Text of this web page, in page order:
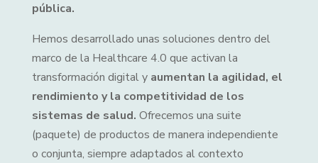
pública.
Hemos desarrollado unas soluciones dentro del
marco de la Healthcare 4.0 que activan la
transformación digital y aumentan la agilidad, el
rendimiento y la competitividad de los
sistemas de salud. Ofrecemos una suite
(paquete) de productos de manera independiente
o conjunta, siempre adaptados al contexto